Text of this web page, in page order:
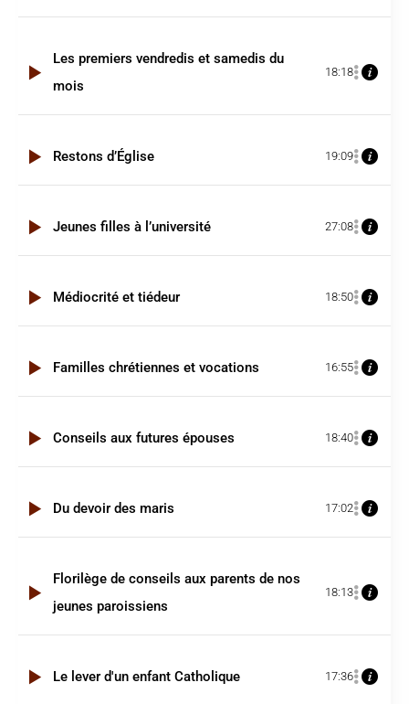
Les premiers vendredis et samedis du
mois
18:18
Restons d’Église 19:09
Jeunes filles à l’université 27:08
Médiocrité et tiédeur 18:50
Familles chrétiennes et vocations 16:55
Conseils aux futures épouses 18:40
Du devoir des maris 17:02
Florilège de conseils aux parents de nos
jeunes paroissiens
18:13
Le lever d'un enfant Catholique 17:36